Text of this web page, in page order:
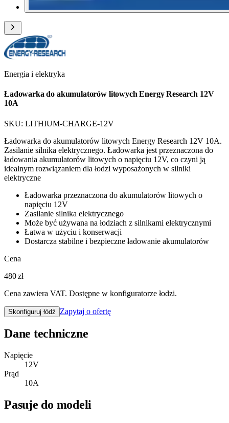
Energia i elektryka
Ładowarka do akumulatorów litowych Energy Research 12V
10A
SKU: LITHIUM-CHARGE-12V
Ładowarka do akumulatorów litowych Energy Research 12V 10A.
Zasilanie silnika elektrycznego. Ładowarka jest przeznaczona do
ładowania akumulatorów litowych o napięciu 12V, co czyni ją
idealnym rozwiązaniem dla łodzi wyposażonych w silniki
elektryczne
Ładowarka przeznaczona do akumulatorów litowych o
napięciu 12V
Zasilanie silnika elektrycznego
Może być używana na łodziach z silnikami elektrycznymi
Łatwa w użyciu i konserwacji
Dostarcza stabilne i bezpieczne ładowanie akumulatorów
Cena
480 zł
Cena zawiera VAT. Dostępne w konfiguratorze łodzi.
Skonfiguruj łódź Zapytaj o ofertę
Dane techniczne
Napięcie
12V
Prąd
10A
Pasuje do modeli